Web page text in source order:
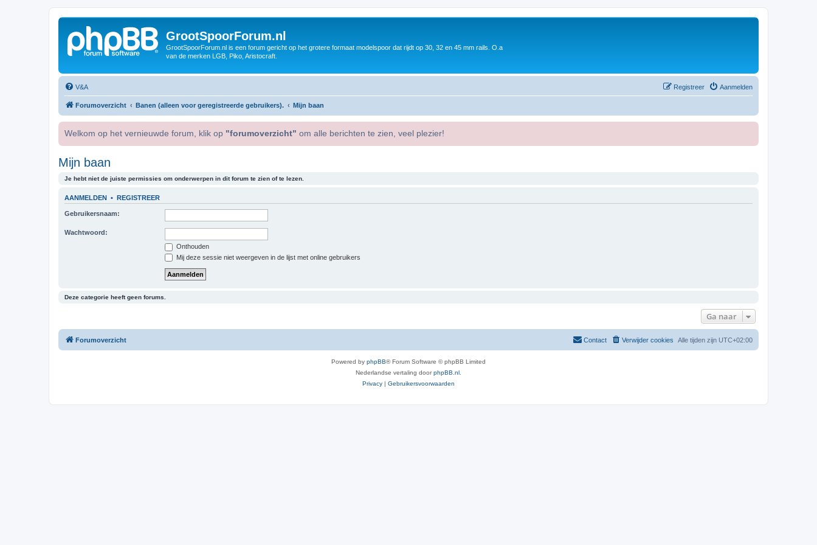
GrootSpoorForum.nl
GrootSpoorForum.nl is een forum gericht op het grotere formaat modelspoor dat rijdt op 30, 32 en 45 mm rails. O.a
van de merken LGB, Piko, Aristocraft.
V&A Aanmelden
Registreer
Forumoverzicht Banen (alleen voor geregistreerde gebruikers). Mijn baan
Welkom op het vernieuwde forum, klik op "forumoverzicht" om alle berichten te zien, veel plezier!
Mijn baan
Je hebt niet de juiste permissies om onderwerpen in dit forum te zien of te lezen.
AANMELDEN • REGISTREER
Gebruikersnaam:
Wachtwoord:
Onthouden
Mij deze sessie niet weergeven in de lijst met online gebruikers
Deze categorie heeft geen forums.
Ga naar
Forumoverzicht Alle tijden zijn UTC+02:00
Verwijder cookies
Contact
Powered by phpBB® Forum Software © phpBB Limited
Nederlandse vertaling doorphpBB.nl.
Privacy | Gebruikersvoorwaarden